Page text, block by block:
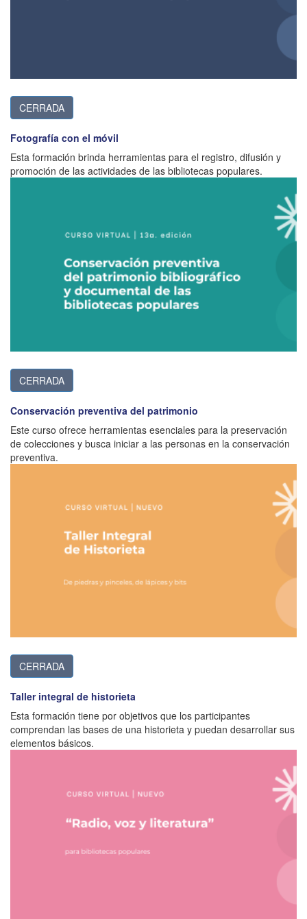
CERRADA
Fotografía con el móvil
Esta formación brinda herramientas para el registro, difusión y
promoción de las actividades de las bibliotecas populares.
CERRADA
Conservación preventiva del patrimonio
Este curso ofrece herramientas esenciales para la preservación
de colecciones y busca iniciar a las personas en la conservación
preventiva.
CERRADA
Taller integral de historieta
Esta formación tiene por objetivos que los participantes
comprendan las bases de una historieta y puedan desarrollar sus
elementos básicos.